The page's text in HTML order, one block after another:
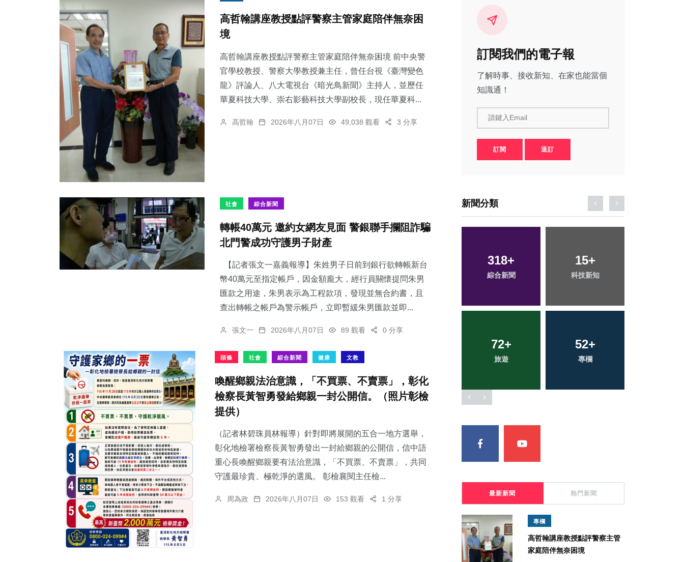
高哲翰講座教授點評警察主管家庭陪伴無奈困
境
高哲翰講座教授點評警察主管家庭陪伴無奈困境 前中央警
官學校教授、警察大學教授兼主任，曾任台視《臺灣變色
龍》評論人、八大電視台《暗光鳥新聞》主持人，並歷任
華夏科技大學、崇右影藝科技大學副校長，現任華夏科...
高哲翰 2026年八月07日 49,038 觀看 3 分享
社會 綜合新聞
轉帳40萬元 邀約女網友見面 警銀聯手攔阻詐騙
北門警成功守護男子財產
【記者張文一嘉義報導】朱姓男子日前到銀行欲轉帳新台
幣40萬元至指定帳戶，因金額龐大，經行員關懷提問朱男
匯款之用途，朱男表示為工程款項，發現並無合約書，且
查出轉帳之帳戶為警示帳戶，立即暫緩朱男匯款並即...
張文一 2026年八月07日 89 觀看 0 分享
頭條 社會 綜合新聞 健康 文教
喚醒鄉親法治意識，「不買票、不賣票」，彰化
檢察長黃智勇發給鄉親一封公開信。（照片彰檢
提供）
（記者林碧珠員林報導）針對即將展開的五合一地方選舉，
彰化地檢署檢察長黃智勇發出一封給鄉親的公開信，信中語
重心長喚醒鄉親要有法治意識，「不買票、不賣票」，共同
守護最珍貴、極乾淨的選風。 彰檢襄閱主任檢...
周為政 2026年八月07日 153 觀看 1 分享
訂閱我們的電子報
了解時事、接收新知、在家也能當個
知識通！
請鍵入Email
訂閱 退訂
新聞分類
94+
文教
177+ 22+
頭條
農業
318+
綜合新聞
15+
科技新知
28+
宗教
94+
健康
1+
大陸
102+
文教
最新新聞 熱門新聞
專欄
高哲翰講座教授點評警察主管
家庭陪伴無奈困境